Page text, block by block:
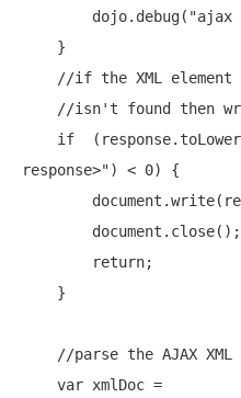
        dojo.debug(
"ajax
//if the XML element
//isn't found then
if
response>") < 0) {
return;
//parse the AJAX
var xmlDoc =